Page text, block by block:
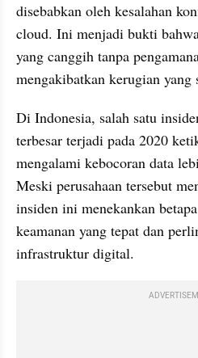
disebabkan oleh kesalahan
cloud. Ini menjadi bukti
yang canggih tanpa
mengakibatkan kerugian yang
Di Indonesia, salah satu
terbesar terjadi pada 2020
mengalami kebocoran data
Meski perusahaan tersebut
insiden ini menekankan
keamanan yang tepat dan
infrastruktur digital.